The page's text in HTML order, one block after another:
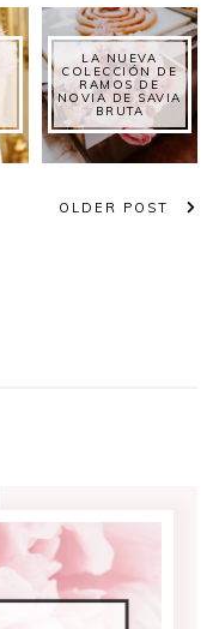
LA NUEVA
COLECCIÓN DE
RAMOS DE
NOVIA DE SAVIA
BRUTA
OLDER POST